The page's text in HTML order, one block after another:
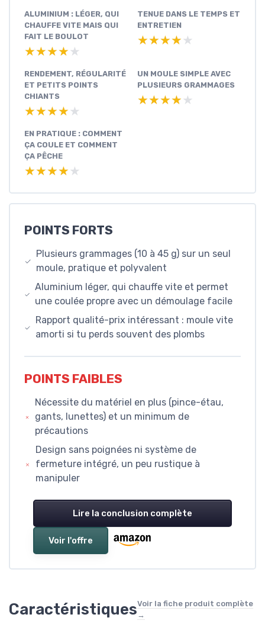
ALUMINIUM : LÉGER, QUI
CHAUFFE VITE MAIS QUI
FAIT LE BOULOT
★★★★★
★★★★★
TENUE DANS LE TEMPS ET
ENTRETIEN
★★★★★
★★★★★
RENDEMENT, RÉGULARITÉ
ET PETITS POINTS
CHIANTS
★★★★★
★★★★★
UN MOULE SIMPLE AVEC
PLUSIEURS GRAMMAGES
★★★★★
★★★★★
EN PRATIQUE : COMMENT
ÇA COULE ET COMMENT
ÇA PÊCHE
★★★★★
★★★★★
POINTS FORTS
Plusieurs grammages (10 à 45 g) sur un seul
moule, pratique et polyvalent
Aluminium léger, qui chauffe vite et permet
une coulée propre avec un démoulage facile
Rapport qualité-prix intéressant : moule vite
amorti si tu perds souvent des plombs
POINTS FAIBLES
Nécessite du matériel en plus (pince-étau,
gants, lunettes) et un minimum de
précautions
Design sans poignées ni système de
fermeture intégré, un peu rustique à
manipuler
Lire la conclusion complète
Voir l'offre
CaractéristiquesVoir la fiche produit complète
→